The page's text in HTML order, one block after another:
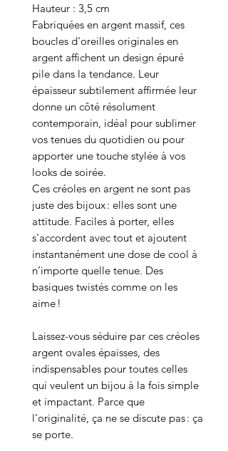
Hauteur : 3,5 cm
Fabriquées en argent massif, ces
boucles d'oreilles originales en
argent affichent un design épuré
pile dans la tendance. Leur
épaisseur subtilement affirmée leur
donne un côté résolument
contemporain, idéal pour sublimer
vos tenues du quotidien ou pour
apporter une touche stylée à vos
looks de soirée.
Ces créoles en argent ne sont pas
juste des bijoux : elles sont une
attitude. Faciles à porter, elles
s’accordent avec tout et ajoutent
instantanément une dose de cool à
n’importe quelle tenue. Des
basiques twistés comme on les
aime !
Laissez-vous séduire par ces créoles
argent ovales épaisses, des
indispensables pour toutes celles
qui veulent un bijou à la fois simple
et impactant. Parce que
l’originalité, ça ne se discute pas : ça
se porte.